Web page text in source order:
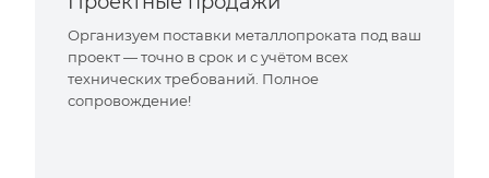
Организуем поставки металлопроката под ваш
проект — точно в срок и с учётом всех
технических требований. Полное
сопровождение!